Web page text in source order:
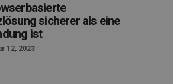
sicherer als eine
ist
12, 2023